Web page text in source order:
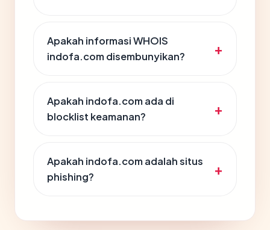
Apakah informasi WHOIS
indofa.com disembunyikan?
Apakah indofa.com ada di
blocklist keamanan?
Apakah indofa.com adalah situs
phishing?